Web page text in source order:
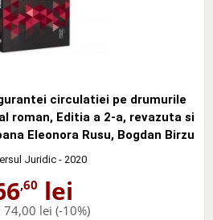
circulatiei pe drumurile
roman, Editia a 2-a, revazuta si
Eleonora Rusu, Bogdan Birzu
Juridic- 2020
,60 lei
74,00 lei (-10%)